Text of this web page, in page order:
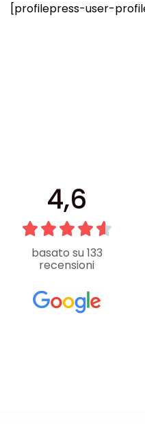
[profilepress-user-
4,6
basato su 133
recensioni
e disponibile, trovo
di cui ho bisogno